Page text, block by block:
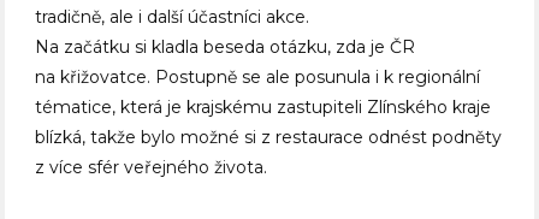
tradičně, ale i další účastníci akce.
Na začátku si kladla beseda otázku, zda je ČR
na křižovatce. Postupně se ale posunula i k regionální
tématice, která je krajskému zastupiteli Zlínského kraje
blízká, takže bylo možné si z restaurace odnést podněty
z více sfér veřejného života.